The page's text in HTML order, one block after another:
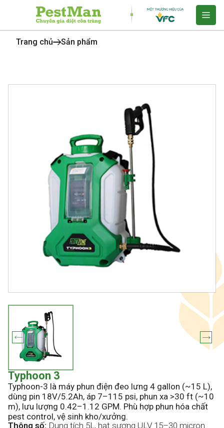
Trang chủ Sản phẩm
Typhoon 3
Typhoon-3 là máy phun điện đeo lưng 4 gallon (~15 L),
dùng pin 18V/5.2Ah, áp 7–115 psi, phun xa >30 ft (~10
m), lưu lượng 0.42–1.12 GPM. Phù hợp phun hóa chất
pest control, vệ sinh kho/xưởng.
Thông số: Dung tích 5L, hạt sương ULV 15–30 micron